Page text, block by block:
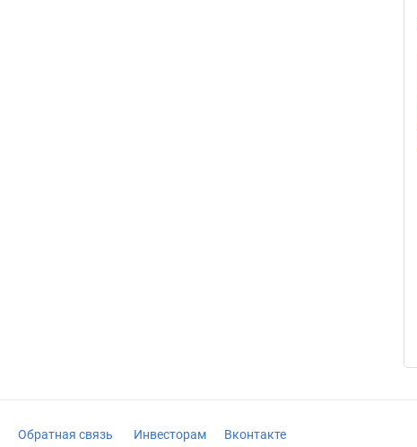
Обратная связь Инвесторам Вконтакте